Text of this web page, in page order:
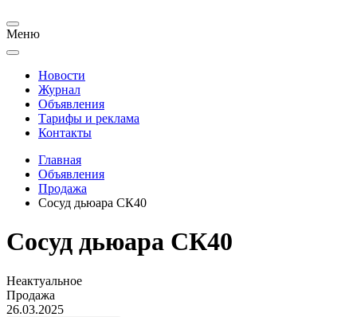
Меню
Новости
Журнал
Объявления
Тарифы и реклама
Контакты
Главная
Объявления
Продажа
Сосуд дьюара СК40
Сосуд дьюара СК40
Неактуальное
Продажа
26.03.2025